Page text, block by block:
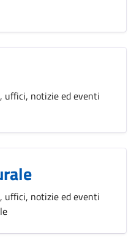
uffici, notizie ed eventi
uffici, notizie ed eventi